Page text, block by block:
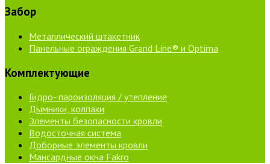
Забор
Металлический штакетник
Панельные ограждения Grand Line® и Optima
Комплектующие
Гидро- пароизоляция / утепление
Дымники, колпаки
Элементы безопасности кровли
Водосточная система
Доборные элементы кровли
Мансардные окна Fakro